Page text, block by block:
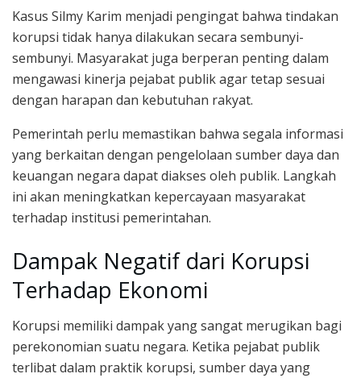
Kasus Silmy Karim menjadi pengingat bahwa tindakan
korupsi tidak hanya dilakukan secara sembunyi-
sembunyi. Masyarakat juga berperan penting dalam
mengawasi kinerja pejabat publik agar tetap sesuai
dengan harapan dan kebutuhan rakyat.
Pemerintah perlu memastikan bahwa segala informasi
yang berkaitan dengan pengelolaan sumber daya dan
keuangan negara dapat diakses oleh publik. Langkah
ini akan meningkatkan kepercayaan masyarakat
terhadap institusi pemerintahan.
Dampak Negatif dari Korupsi
Terhadap Ekonomi
Korupsi memiliki dampak yang sangat merugikan bagi
perekonomian suatu negara. Ketika pejabat publik
terlibat dalam praktik korupsi, sumber daya yang